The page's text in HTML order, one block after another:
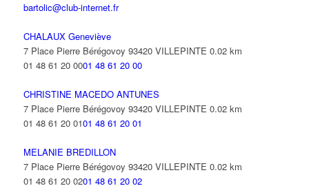
bartolic@club-internet.fr
CHALAUX Geneviève
7 Place Pierre Bérégovoy 93420 VILLEPINTE 0.02 km
01 48 61 20 0001 48 61 20 00
CHRISTINE MACEDO ANTUNES
7 Place Pierre Bérégovoy 93420 VILLEPINTE 0.02 km
01 48 61 20 0101 48 61 20 01
MELANIE BREDILLON
7 Place Pierre Bérégovoy 93420 VILLEPINTE 0.02 km
01 48 61 20 0201 48 61 20 02